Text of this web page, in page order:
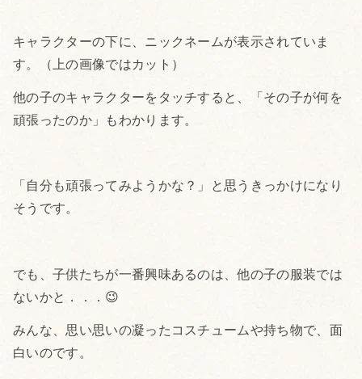
キャラクターの下に、ニックネームが表示されていま
す。（上の画像ではカット）
他の子のキャラクターをタッチすると、「その子が何を
頑張ったのか」もわかります。
「自分も頑張ってみようかな？」と思うきっかけになり
そうです。
でも、子供たちが一番興味あるのは、他の子の服装では
ないかと．．．😉
みんな、思い思いの凝ったコスチュームや持ち物で、面
白いのです。